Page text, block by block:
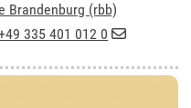
Brandenburg (rbb)
335 401 012 0